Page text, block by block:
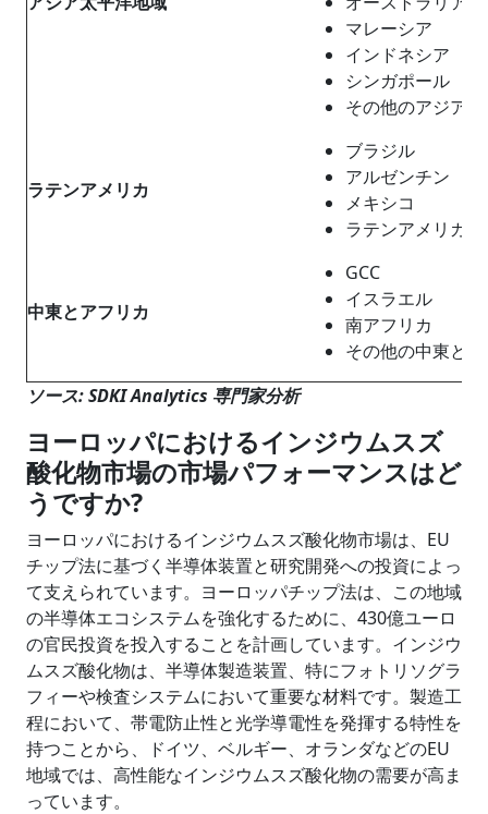
マレーシア
インドネシア
シンガポール
その他のアジア
ラテンアメリカ
ブラジル
アルゼンチン
メキシコ
ラテンアメリカ
中東とアフリカ
GCC
イスラエル
南アフリカ
その他の中東と
ソース: SDKI Analytics 専門家分析
ヨーロッパにおけるインジウムスズ
酸化物市場の市場パフォーマンスはど
うですか?
ヨーロッパにおけるインジウムスズ酸化物市場は、EU
チップ法に基づく半導体装置と研究開発への投資によっ
て支えられています。ヨーロッパチップ法は、この地域
の半導体エコシステムを強化するために、430億ユーロ
の官民投資を投入することを計画しています。インジウ
ムスズ酸化物は、半導体製造装置、特にフォトリソグラ
フィーや検査システムにおいて重要な材料です。製造工
程において、帯電防止性と光学導電性を発揮する特性を
持つことから、ドイツ、ベルギー、オランダなどのEU
地域では、高性能なインジウムスズ酸化物の需要が高ま
っています。